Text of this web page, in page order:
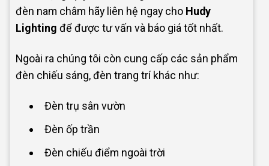
đèn nam châm hãy liên hệ ngay cho Hudy
Lighting để được tư vấn và báo giá tốt nhất.
Ngoài ra chúng tôi còn cung cấp các sản phẩm
đèn chiếu sáng, đèn trang trí khác như:
Đèn trụ sân vườn
Đèn ốp trần
Đèn chiếu điểm ngoài trời